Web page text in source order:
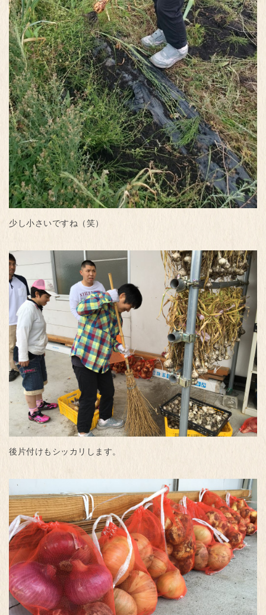
少し小さいですね（笑）
後片付けもシッカリします。